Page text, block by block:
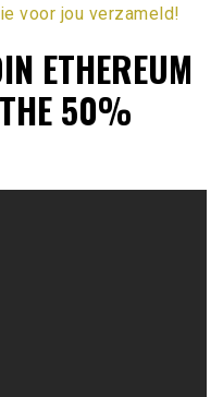
voor jou verzameld!
ETHEREUM
50%